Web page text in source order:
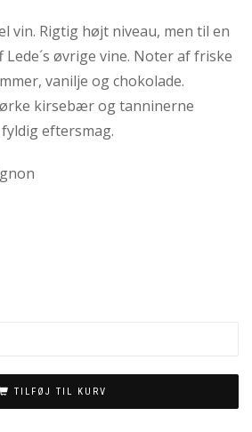
vin. Rigtig højt niveau, men til en
øvrige vine. Noter af friske
vanilje og chokolade.
kirsebær og tanninerne
eftersmag.
TILFØJ TIL KURV